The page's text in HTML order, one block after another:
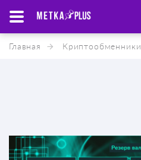
Главная Криптообменники